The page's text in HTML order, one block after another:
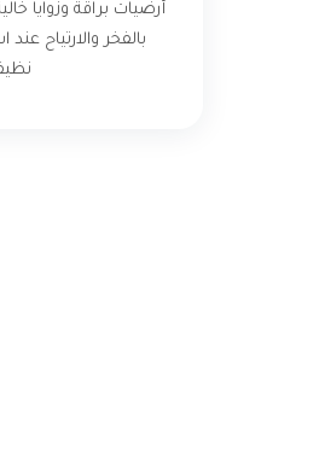
أرضيات براقة وزوايا
بالفخر والارتياح